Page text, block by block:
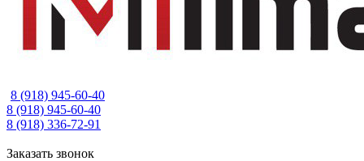
8 (918) 945-60-40
8 (918) 945-60-40
8 (918) 336-72-91
Заказать звонок